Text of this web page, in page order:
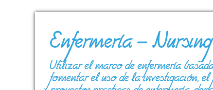
Enfermería – Nursing
Utilizar el marco de enfermería
fomentar el uso de la investigación,